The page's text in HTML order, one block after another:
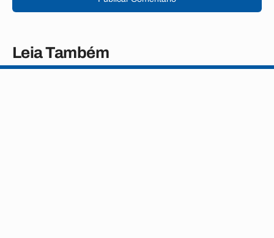
Leia Também